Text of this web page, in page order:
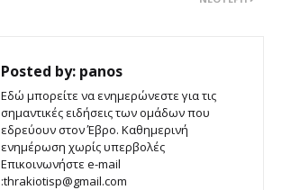
Posted by: panos
Εδώ μπορείτε να ενημερώνεστε για τις
σημαντικές ειδήσεις των ομάδων που
εδρεύουν στον Έβρο. Καθημερινή
ενημέρωση χωρίς υπερβολές
Επικοινωνήστε e-mail
:thrakiotisp@gmail.com